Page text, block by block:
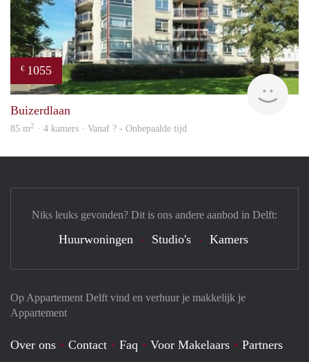
€ 1055
rent
Buizerdlaan
85 m2 · 4 kamers · Vanaf ? - Onbepaalde tijd
Op Appartement Delft vind en verhuur je makkelijk je
Appartement
Over ons Contact Faq Voor Makelaars
Partners
Niks leuks gevonden? Dit is ons andere aanbod in Delft:
Huurwoningen Studio's Kamers